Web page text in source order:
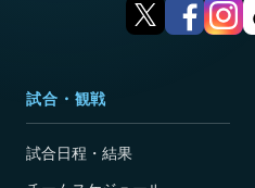
試合・観戦
試合日程・結果